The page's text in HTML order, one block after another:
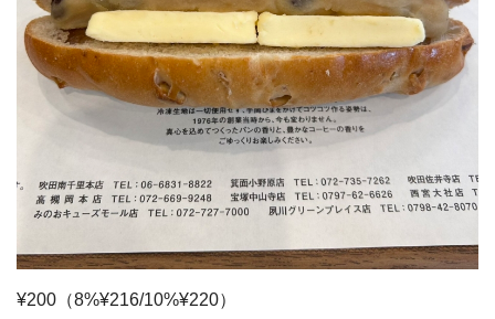
¥200（8%¥216/10%¥220）